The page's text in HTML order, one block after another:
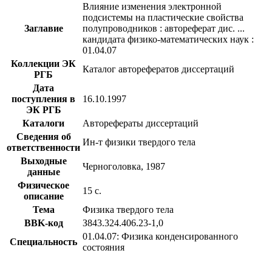
Заглавие
Влияние изменения электронной
подсистемы на пластические свойства
полупроводников : автореферат дис. ...
кандидата физико-математических наук :
01.04.07
Коллекции ЭК
РГБ
Каталог авторефератов диссертаций
Дата
поступления в
ЭК РГБ
16.10.1997
Каталоги
Авторефераты диссертаций
Сведения об
ответственности
Ин-т физики твердого тела
Выходные
данные
Черноголовка, 1987
Физическое
описание
15 с.
Тема
Физика твердого тела
BBK-код
З843.324.406.23-1,0
Специальность
01.04.07: Физика конденсированного
состояния